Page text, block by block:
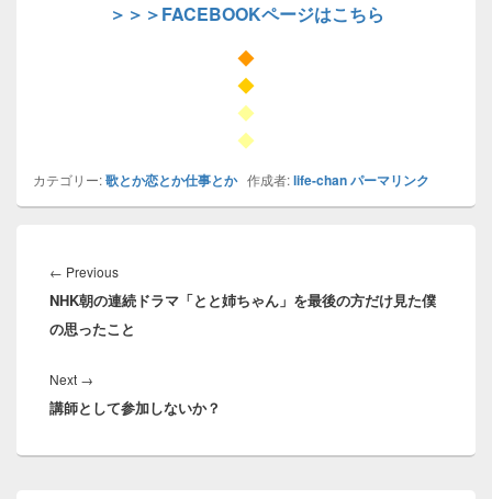
＞＞＞FACEBOOKページはこちら
◆
◆
◆
◆
カテゴリー:歌とか恋とか仕事とか作成者:life-chanパーマリンク
稿
ナ
ビ
ゲ
シ
ョ
← PreviousPrevious
post:
NHK朝の連続ドラマ「とと姉ちゃん」を最後の方だけ見た僕
の思ったこと
Next →
post:
講師として参加しないか？